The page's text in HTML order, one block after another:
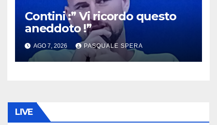
Contini :” Vi ricordo questo
aneddoto !”
AGO 7, 2026 PASQUALE SPERA
LIVE